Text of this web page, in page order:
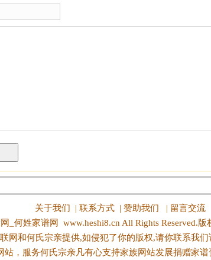
关于我们 | 联系方式| 赞助我们 | 留言交流
_何姓家谱网 www.heshi8.cn All Rights Reserved.版
网和何氏宗亲提供,如侵犯了你的版权,请你联系我们
站，服务何氏宗亲凡有心支持家族网站发展捐赠家